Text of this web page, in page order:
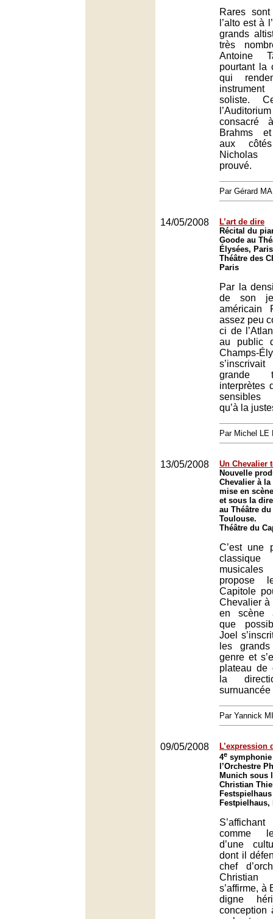
Rares
l’alto est à
grands
très
Antoine
pourtant la
qui
soliste.
consacré
Brahms
aux
Nicholas
prouvé.
Par Gérard
14/05/2008
L’art de dire
Récital du
Goode au
Élysées,
Théâtre des
Paris
Par la
de son
américain
assez peu
ci de
au public
Champs-
grande
interprètes
sensibles
qu’à la
Par Michel LE
13/05/2008
Un Chevalier
Nouvelle
Chevalier à
mise en
et sous la
au Théâtre
Toulouse.
Théâtre du
C’est une
musicales
propose
Capitole
Chevalier à
en scène
que
Joel
les
genre et
plateau de
la
surnuancée
Par Yannick
09/05/2008
L’expression
4e
l’Orchestre
Munich sous
Christian
Festpielhaus,
comme
d’une
dont il
chef
s’affirme, à
digne
conception